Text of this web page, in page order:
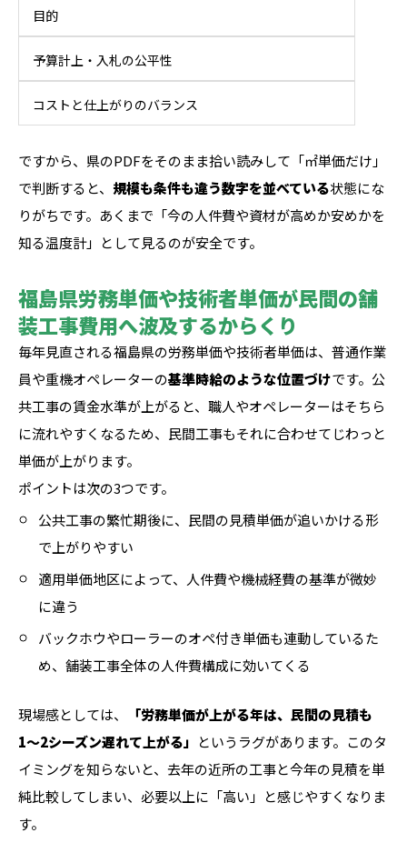
目的
予算計上・入札の公平性
コストと仕上がりのバランス
ですから、県のPDFをそのまま拾い読みして「㎡単価だけ」
で判断すると、 規模も条件も違う数字を並べている状態にな
りがちです。あくまで「今の人件費や資材が高めか安めかを
知る温度計」として見るのが安全です。
福島県労務単価や技術者単価が民間の舗
装工事費用へ波及するからくり
毎年見直される福島県の労務単価や技術者単価は、普通作業
員や重機オペレーターの基準時給のような位置づけです。公
共工事の賃金水準が上がると、職人やオペレーターはそちら
に流れやすくなるため、民間工事もそれに合わせてじわっと
単価が上がります。
ポイントは次の3つです。
公共工事の繁忙期後に、民間の見積単価が追いかける形
で上がりやすい
適用単価地区によって、人件費や機械経費の基準が微妙
に違う
バックホウやローラーのオペ付き単価も連動しているた
め、舗装工事全体の人件費構成に効いてくる
現場感としては、
「労務単価が上がる年は、民間の見積も
1〜2シーズン遅れて上がる」 というラグがあります。このタ
イミングを知らないと、去年の近所の工事と今年の見積を単
純比較してしまい、必要以上に「高い」と感じやすくなりま
す。